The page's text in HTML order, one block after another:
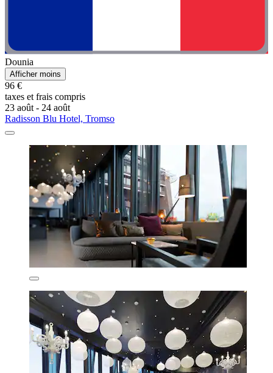
Dounia
Afficher moins
96 €
taxes et frais compris
23 août - 24 août
Radisson Blu Hotel, Tromso